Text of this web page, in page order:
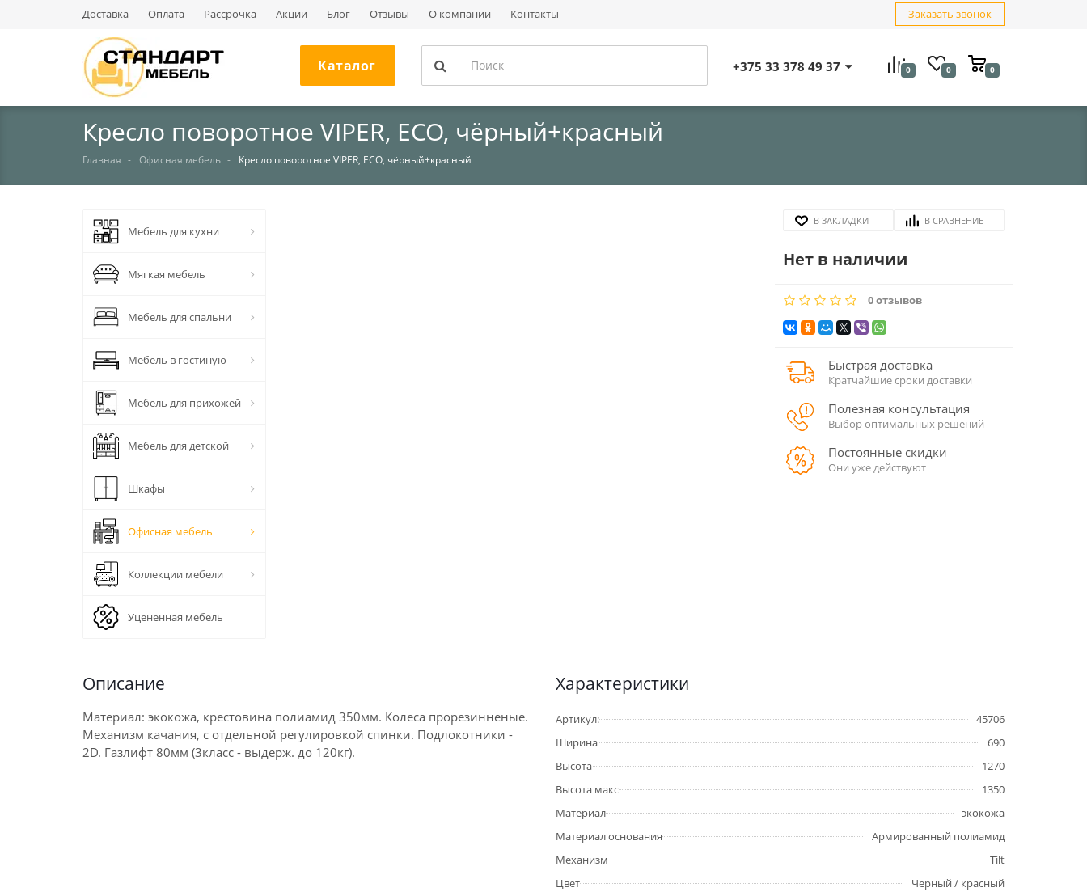
Доставка Оплата Рассрочка Акции Блог Отзывы О компании Контакты Заказать звонок
Каталог +375 33 378 49 37 0 0 0
Кресло поворотное VIPER, ECO, чёрный+красный
Главная Офисная мебель Кресло поворотное VIPER, ECO, чёрный+красный
Мебель для кухни
Мягкая мебель
Мебель для спальни
Мебель в гостиную
Мебель для прихожей
Мебель для детской
Шкафы
Офисная мебель
Коллекции мебели
Уцененная мебель
В ЗАКЛАДКИ В СРАВНЕНИЕ
Нет в наличии
0 отзывов
Быстрая доставка
Кратчайшие сроки доставки
Полезная консультация
Выбор оптимальных решений
Постоянные скидки
Они уже действуют
Описание
Материал: экокожа, крестовина полиамид 350мм. Колеса прорезинненые.
Механизм качания, с отдельной регулировкой спинки. Подлокотники -
2D. Газлифт 80мм (3класс - выдерж. до 120кг).
Характеристики
Артикул:
45706
Ширина
690
Высота
1270
Высота макс
1350
Материал
экокожа
Материал основания
Армированный полиамид
Механизм
Tilt
Цвет
Черный / красный